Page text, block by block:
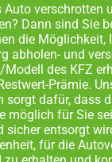
Auto verschrotten
Dann sind Sie
die Möglichkeit,
abholen- und
des KFZ
Prämie.
sorgt dafür, dass
möglich für Sie
sicher entsorgt
für die